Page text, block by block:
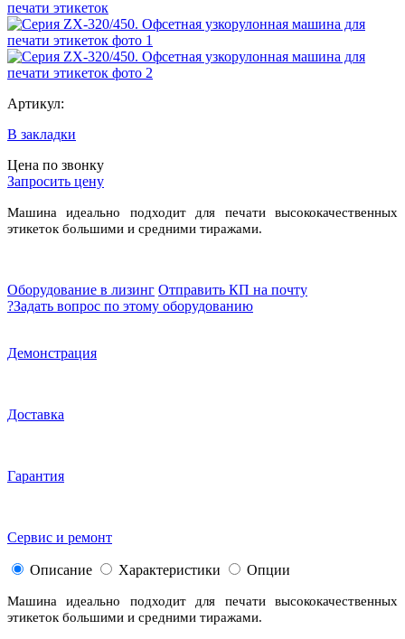
Артикул:
В закладки
Цена по звонку
Запросить цену
Машина идеально подходит для печати высококачественных
этикеток большими и средними тиражами.
Оборудование в лизинг Отправить КП на почту
?Задать вопрос по этому оборудованию
Демонстрация
Доставка
Гарантия
Сервис и ремонт
Описание Характеристики Опции
Машина идеально подходит для печати высококачественных
этикеток большими и средними тиражами.